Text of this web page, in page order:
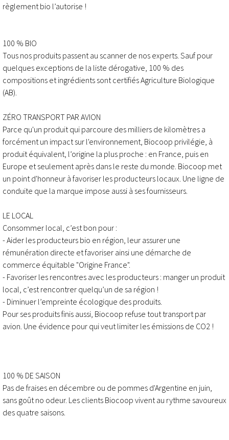
règlement bio l’autorise !
100 % BIO
Tous nos produits passent au scanner de nos experts. Sauf pour
quelques exceptions de la liste dérogative, 100 % des
compositions et ingrédients sont certifiés Agriculture Biologique
(AB).
ZÉRO TRANSPORT PAR AVION
Parce qu'un produit qui parcoure des milliers de kilomètres a
forcément un impact sur l'environnement, Biocoop privilégie, à
produit équivalent, l’origine la plus proche : en France, puis en
Europe et seulement après dans le reste du monde. Biocoop met
un point d'honneur à favoriser les producteurs locaux. Une ligne de
conduite que la marque impose aussi à ses fournisseurs.
LE LOCAL
Consommer local, c’est bon pour :
- Aider les producteurs bio en région, leur assurer une
rémunération directe et favoriser ainsi une démarche de
commerce équitable "Origine France".
- Favoriser les rencontres avec les producteurs : manger un produit
local, c’est rencontrer quelqu’un de sa région !
- Diminuer l’empreinte écologique des produits.
Pour ses produits finis aussi, Biocoop refuse tout transport par
avion. Une évidence pour qui veut limiter les émissions de CO2 !
100 % DE SAISON
Pas de fraises en décembre ou de pommes d'Argentine en juin,
sans goût no odeur. Les clients Biocoop vivent au rythme savoureux
des quatre saisons.